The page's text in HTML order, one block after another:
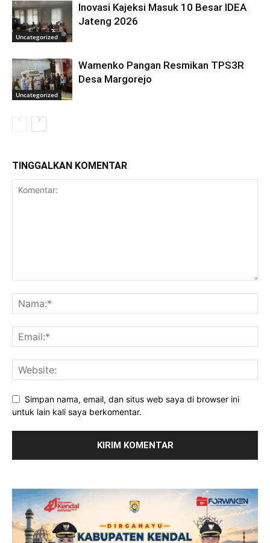
Uncategorized
Inovasi Kajeksi Masuk 10 Besar IDEA
Jateng 2026
Uncategorized
Wamenko Pangan Resmikan TPS3R
Desa Margorejo
TINGGALKAN KOMENTAR
Simpan nama, email, dan situs web saya di browser ini
untuk lain kali saya berkomentar.